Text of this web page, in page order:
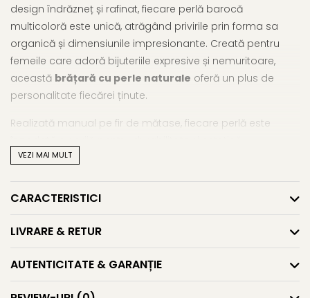
design îndrăzneț și rafinat, fiecare perlă barocă
multicoloră este unică, atrăgând privirile prin forma sa
organică și dimensiunile impresionante. Creată pentru
femeile care adoră bijuteriile expresive și nemuritoare,
această brățară cu perle naturale oferă un plus de
personalitate fiecărei ținute.
Realizată manual pe fir de mătase, fiecare perlă este
Închizătoarea și lănțișorul de prelungire sunt
elegant față de nuanțele bogate ale perlelor. Această
speciale, ținute boho-chic sau cadouri statement. O
alegere ideală pentru iubitoarele debrățări perle
naturalecare vor să poarte un simbol al naturii nefiltrate.
Fiecare piesă este unică – iar în acest caz, tocmai
VEZI MAI MULT
CARACTERISTICI
LIVRARE & RETUR
AUTENTICITATE & GARANȚIE